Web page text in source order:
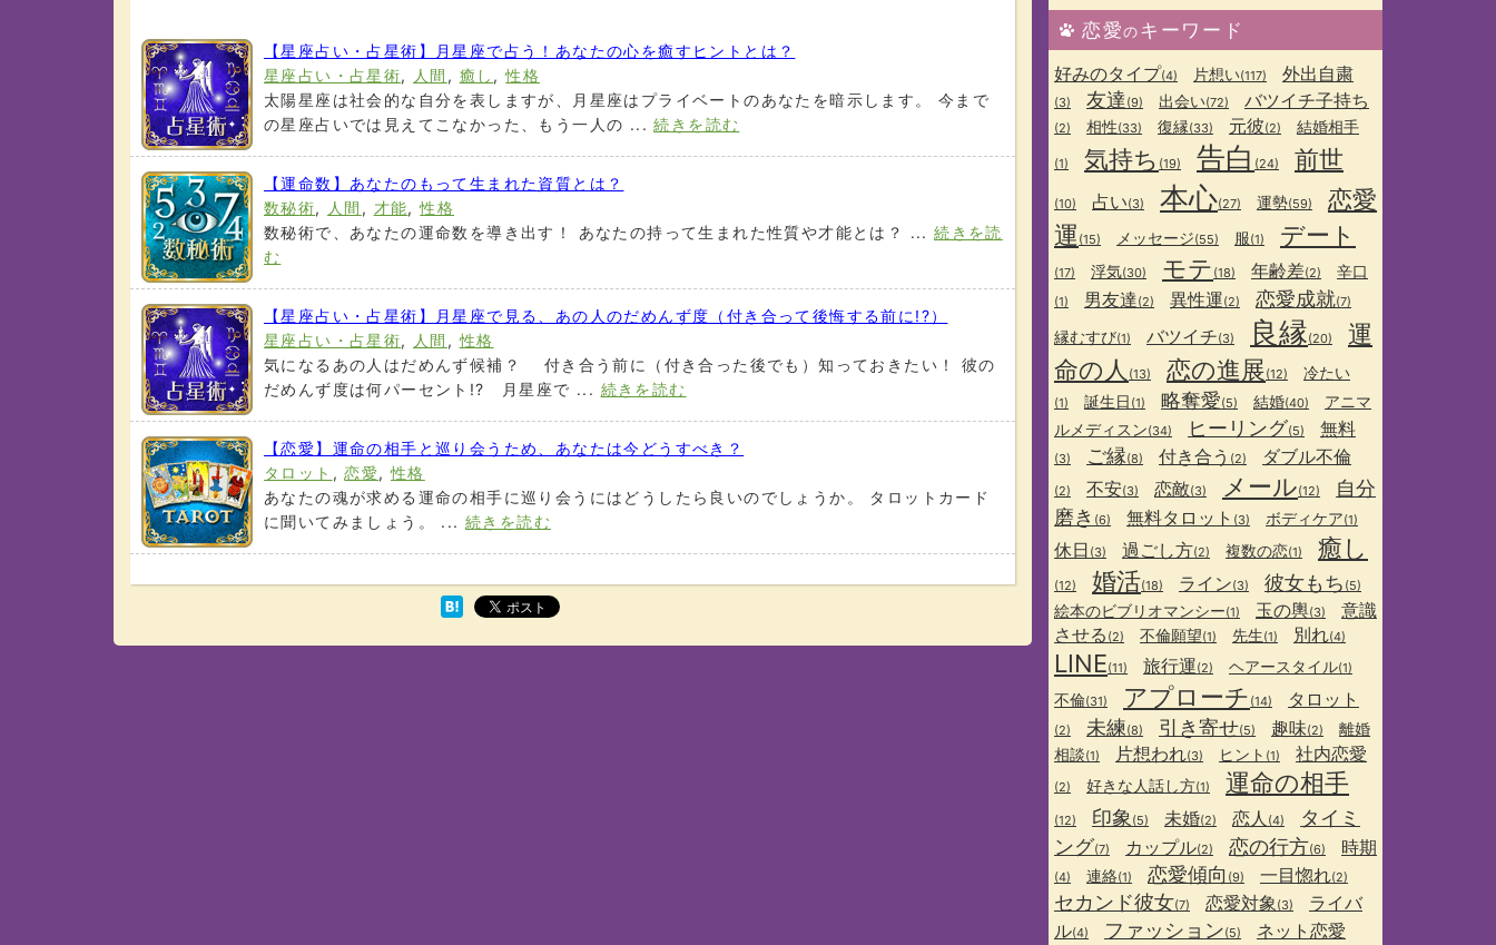
【星座占い・占星術】月星座で占う！あなたの心を癒すヒントとは？
星座占い・占星術, 人間 , 癒し ,性格
太陽星座は社会的な自分を表しますが、月星座はプライベートのあなたを暗示します。 今まで
の星座占いでは見えてこなかった、もう一人の ...続きを読む
【運命数】あなたのもって生まれた資質とは？
数秘術, 人間 , 才能,性格
数秘術で、あなたの運命数を導き出す！ あなたの持って生まれた性質や才能とは？ ...続きを読
む
【星座占い・占星術】月星座で見る、あの人のだめんず度（付き合って後悔する前に!?）
星座占い・占星術, 人間 ,性格
気になるあの人はだめんず候補？ 付き合う前に（付き合った後でも）知っておきたい！ 彼の
だめんず度は何パーセント!? 月星座で ... 続きを読む
【恋愛】運命の相手と巡り会うため、あなたは今どうすべき？
タロット ,恋愛,性格
あなたの魂が求める運命の相手に巡り会うにはどうしたら良いのでしょうか。 タロットカード
に聞いてみましょう。 ... 続きを読む
恋愛のキーワード
好みのタイプ(4) 片想い(117) 外出自粛
(3) 友達 (9) 出会い(72) バツイチ子持ち
(2) 相性(33) 復縁(33) 元彼(2) 結婚相手
(1) 気持ち (19) 告白 (24) 前世
(10) 占い(3) 本心(27) 運勢(59)
恋愛
運 (15) メッセージ(55) 服(1) デート
(17) 浮気(30) モテ (18) 年齢差(2) 辛口
(1) 男友達(2) 異性運(2) 恋愛成就(7)
縁むすび(1) バツイチ(3) 良縁(20)
運
命の人 (13) 恋の進展(12) 冷たい
(1) 誕生日 (1) 略奪愛(5) 結婚(40)
アニマ
ルメディスン(34) ヒーリング(5) 無料
(3) ご縁(8) 付き合う (2) ダブル不倫
(2) 不安(3) 恋敵(3) メール(12)
自分
磨き (6) 無料タロット (3) ボディケア(1)
休日 (3) 過ごし方(2) 複数の恋(1) 癒し
(12) 婚活(18) ライン(3) 彼女もち (5)
絵本のビブリオマンシー(1) 玉の輿(3)
意識
させる (2) 不倫願望(1) 先生(1) 別れ(4)
LINE(11) 旅行運(2) ヘアースタイル(1)
不倫(31) アプローチ (14) タロット
(2) 未練(8) 引き寄せ(5) 趣味(2)
離婚
相談(1) 片想われ(3) ヒント (1) 社内恋愛
(2) 好きな人話し方(1) 運命の相手
(12) 印象 (5) 未婚(2) 恋人 (4)
タイミ
ング(7) カップル(2) 恋の行方(6) 時期
(4) 連絡(1) 恋愛傾向 (9) 一目惚れ(2)
セカンド彼女(7) 恋愛対象(3)
ライバ
ル(4) ファッション(5) ネット恋愛